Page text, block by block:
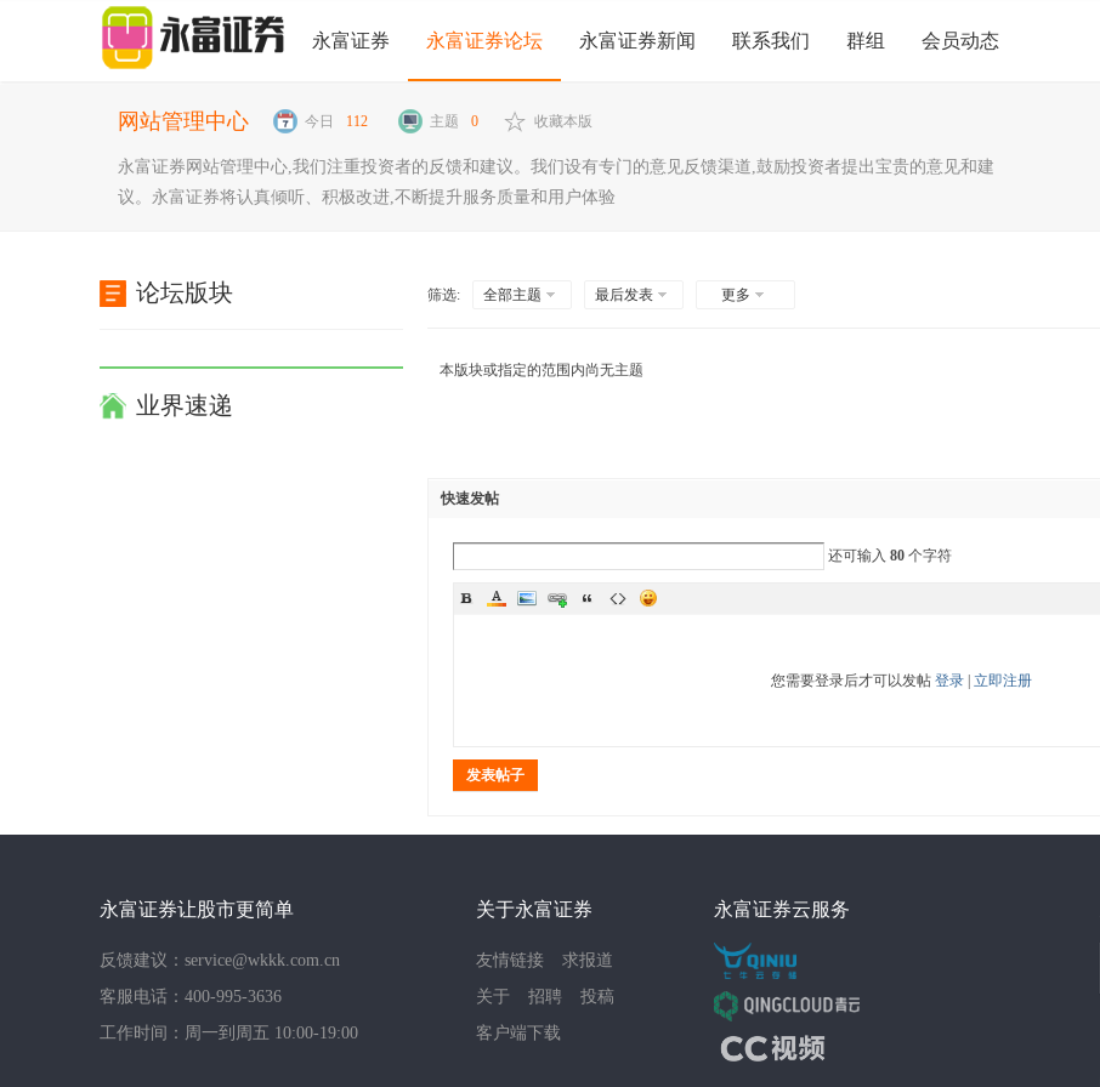
永富证券 永富证券论坛 永富证券新闻 联系我们 群组 会员动态
网站管理中心 今日 112 主题 0 收藏本版
永富证券网站管理中心,我们注重投资者的反馈和建议。我们设有专门的意见反馈渠道,鼓励投资者提出宝贵的意见和建
议。永富证券将认真倾听、积极改进,不断提升服务质量和用户体验
筛选: 全部主题 最后发表 更多
本版块或指定的范围内尚无主题
快速发帖
还可输入 80 个字符
您需要登录后才可以发帖 登录| 立即注册
发表帖子
论坛版块
业界速递
永富证券让股市更简单
反馈建议：service@wkkk.com.cn
客服电话：400-995-3636
工作时间：周一到周五 10:00-19:00
关于永富证券
友情链接
求报道
关于
招聘
投稿
客户端下载
永富证券云服务